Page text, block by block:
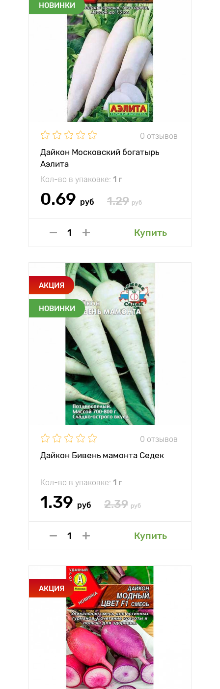
НОВИНКИ
0 отзывов
Дайкон Московский богатырь
Аэлита
Кол-во в упаковке: 1 г
0.69 руб 1.29 руб
Купить
АКЦИЯ
НОВИНКИ
0 отзывов
Дайкон Бивень мамонта Седек
Кол-во в упаковке: 1 г
1.39 руб 2.39 руб
Купить
АКЦИЯ